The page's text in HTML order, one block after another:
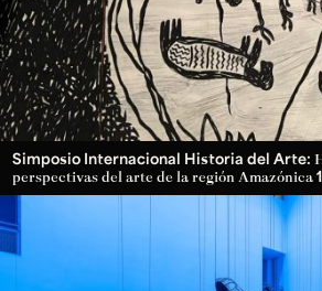
Simposio Internacional Historia del Arte:
perspectivas del arte de la región Amazónica